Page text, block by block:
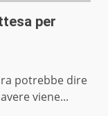
per
potrebbe dire
viene...